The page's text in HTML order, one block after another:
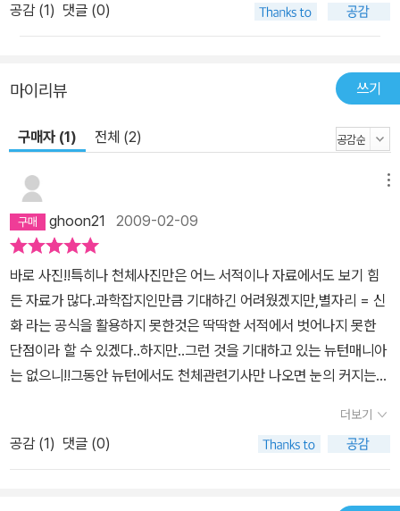
공감 (1) 댓글 (0)
마이리뷰 쓰기
구매자 (1) 전체 (2)
ghoon21 2009-02-09
바로 사진!!특히나 천체사진만은 어느 서적이나 자료에서도 보기 힘
든 자료가 많다.과학잡지인만큼 기대하긴 어려웠겠지만,별자리 = 신
화 라는 공식을 활용하지 못한것은 딱딱한 서적에서 벗어나지 못한
단점이라 할 수 있겠다..하지만..그런 것을 기대하고 있는 뉴턴매니아
는 없으니!!그동안 뉴턴에서도 천체관련기사만 나오면 눈의 커지는
더보기
공감 (1) 댓글 (0)